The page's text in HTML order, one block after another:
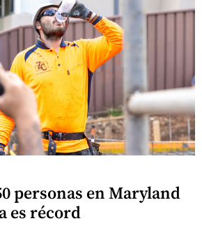
personas en Maryland
es récord